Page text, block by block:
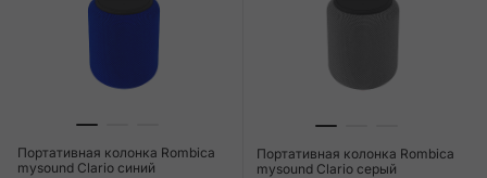
Портативная колонка Rombica
mysound Clario синий
Портативная колонка Rombica
mysound Clario серый